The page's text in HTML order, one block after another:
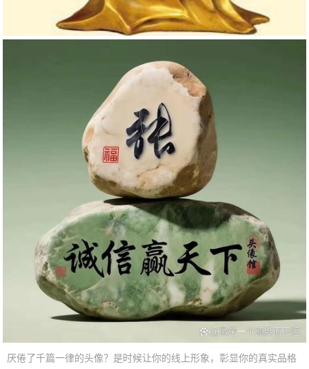
厌倦了千篇一律的头像？是时候让你的线上形象，彰显你的真实品格